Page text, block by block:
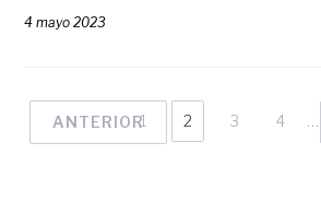
4 mayo 2023
ANTERIOR
1 2 3 4